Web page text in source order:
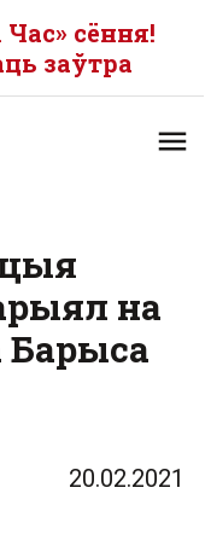
сёння!
заўтра
на
Барыса
20.02.2021